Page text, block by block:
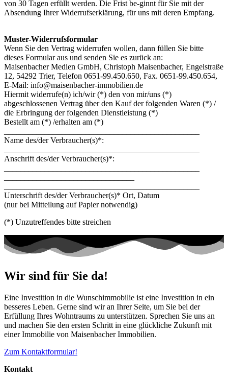
von 30 Tagen erfüllt werden. Die Frist be-ginnt für Sie mit der
Absendung Ihrer Widerrufserklärung, für uns mit deren Empfang.
Muster-Widerrufsformular
Wenn Sie den Vertrag widerrufen wollen, dann füllen Sie bitte
dieses Formular aus und senden Sie es zurück an:
Maisenbacher Medien GmbH, Christoph Maisenbacher, Engelstraße
12, 54292 Trier, Telefon 0651-99.450.650, Fax. 0651-99.450.654,
E-Mail: info@maisenbacher-immobilien.de
Hiermit widerrufe(n) ich/wir (*) den von mir/uns (*)
abgeschlossenen Vertrag über den Kauf der folgenden Waren (*) /
die Erbringung der folgenden Dienstleistung (*)
Bestellt am (*) /erhalten am (*)
Name des/der Verbraucher(s)*:
Anschrift des/der Verbraucher(s)*:
Unterschrift des/der Verbraucher(s)* Ort, Datum
(nur bei Mitteilung auf Papier notwendig)
(*) Unzutreffendes bitte streichen
Wir sind für Sie da!
Eine Investition in die Wunschimmobilie ist eine Investition in ein
besseres Leben. Gerne sind wir an Ihrer Seite, um Sie bei der
Erfüllung Ihres Wohntraums zu unterstützen. Sprechen Sie uns an
und machen Sie den ersten Schritt in eine glückliche Zukunft mit
einer Immobilie von Maisenbacher Immobilien.
Zum Kontaktformular!
Kontakt